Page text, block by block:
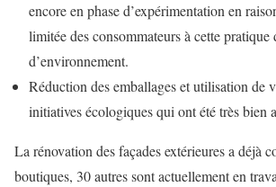
encore en phase d’expérimentation en
limitée des consommateurs à cette pratique
d’environnement.
Réduction des emballages et utilisation de
initiatives écologiques qui ont été très bien
La rénovation des façades extérieures a déjà
boutiques, 30 autres sont actuellement en